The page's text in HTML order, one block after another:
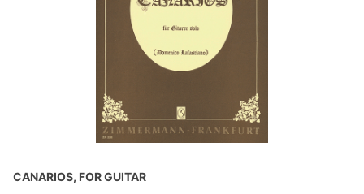
CANARIOS, FOR GUITAR